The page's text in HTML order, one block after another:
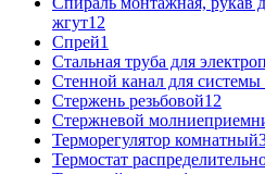
жгут12
Спрей1
Стальная труба для
Стенной канал для системы
Стержень резьбовой12
Стержневой
Терморегулятор комнатный
Термостат